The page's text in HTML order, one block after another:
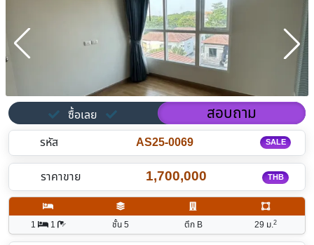
ซื้อเลย สอบถาม
รหัส AS25-0069 SALE
ราคาขาย 1,700,000 THB
1 1 ชั้น 5 ตึก B 29 ม.2